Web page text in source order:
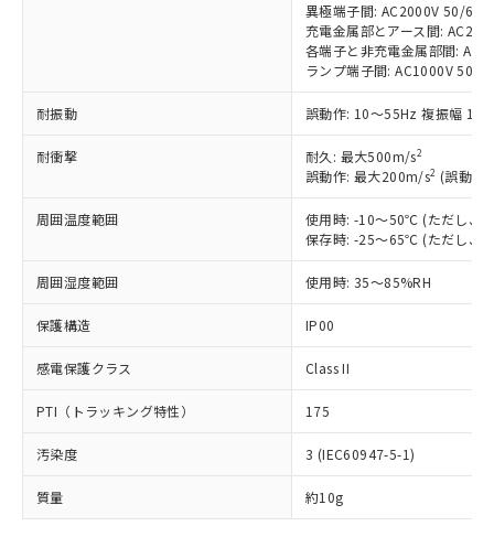
異極端子間: AC2000V 50/
充電金属部とアース間:
各端子と非充電金属部間:
ランプ端子間: AC1000V 50/
耐振動 誤動作: 10～55Hz 複振幅
耐衝撃 耐久: 最大500m/s2
誤動作: 最大200m/s2 (誤動作
周囲温度範囲
使用時: -10～50℃ (ただし、
保存時: -25～65℃ (ただし、
周囲湿度範囲 使用時: 35～85%RH
保護構造 IP00
感電保護クラス Class II
PTI（トラッキング特性） 175
汚染度 3 (IEC60947-5-1)
質量 約10g
(税抜)を提供させていただくもので
当社制御機器事業取扱商品の中には、
本サービスの対象外となる商品もある
在庫状況および標準価格照会結果は、
記載している更新日時点での社内デー
タに基づき作成されるものであり、閲
準価格とは異なる場合があることをご
正式な納期状況および標準価格はお客
様のお取引先、またはお客様担当のオ
ムロン制御機器販売店・当社販売員に
オムロン制御機器販売店や当社販売拠
販売ネットワーク
」をご確認
ください。
在庫状況および標準価格結果を当社の
事前の承諾なく第三者に漏洩または開
マイパーツ機能（部品リスト作成サー
非該当品：ライセンス料など無形物で、有
害物質有無と関係のない商品です。
仕入先様の事情により、非含有部品として
いたものが、含有品と判明した場合などや
むを得ず変更することがあります。
鉛(Pb) 1000ppm以下、 水銀(Hg) 1000ppm以下、 カド
六価クロム(Cr(Ⅵ)) 1000ppm以下、ポリ臭化ビフェニル
類(PBB) 1000ppm以下、ポリ臭化ジフェニルエーテル類
ル) (DEHP)(別名：DOP) 1000ppm以下、フタル酸ブチ
ルベンジル（BBP） 1000ppm以下、フタル酸ジブチル
（DBP） 1000ppm以下、フタル酸ジイソブチル
(DIBP) 1000ppm以下
但し、RoHS指令で産業用監視および制御機器に対する
フタル酸エステル類の４物質については閾値を超える意
図的な使用がないことを確認しています。
部品在庫の切り替え状況などにより、予定
月が前後することがあります。
「○」：最大均質材料含有率が中国RoHSの
基準値以下であることを示します。
「×」：最大均質材料含有率が中国RoHSの
基準値を超えていることを示します。
「－」：未確認です。当社販売部門へお問
Pb(鉛) :1000ppm、 Hg(水銀) : 1000ppm、 Cd(カドミウ
ム) : 100ppm、
Cr(Ⅵ)(六価クロム) : 1000ppm、 PBBs(ポリ臭化ビフェ
ニル類) : 1000ppm、 PBDEs(ポリ臭化ジフェニルエーテ
ル類) : 1000ppm、
DBP(フタル酸ジブチル) : 1000ppm、 DIBP(フタル酸ジ
イソブチル) : 1000ppm、 BBP(フタル酸ブチルベンジ
ル) : 1000ppm、
※2 環境保護使用期限
「ｅ」：有害物質（10物質）のすべてが基
準値以下であることを示します。
「10」：通常の使用状況下において有害物
質が外部に漏えいし、環境に深刻な影響を
当社は、これら貴社製品のうち、外国
為替および外国貿易法に定める商品
（以下｢規制貨物等」という）を輸出
または国外への提供する場合は、日本
国政府の輸出許可(または役務取引許
可)を取得するなどの必要な手続きを
全に破砕するなど、違法に輸出されな
いよう必要な手段を講じます。
ル、化学兵器、生物兵器またはその他
武器並びにこれらの製造装置等に一切
使用いたしません。
当社は、貴社製品を第三者に販売する
場合は、上記1、2および3の内容を当
該第三者に通知します。また当社は、
販売先および販売に係わる関係者が違
法に輸出するおそれがある場合は、取
一定数以上の在庫あり
－
在庫なし(最新の在庫状況につ
いては、お客様のお取引先、ま
たはお客様担当のオムロン制御
機器販売店・当社販売員にご確
受注生産機種、また在庫状況の